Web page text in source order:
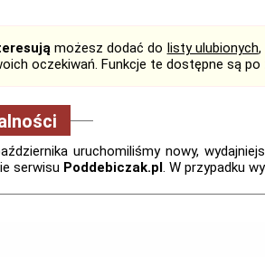
możesz dodać do listy ulubionych,
oczekiwań. Funkcje te dostępne są po
uruchomiliśmy nowy,
serwisu Poddebiczak.pl. W przypadku